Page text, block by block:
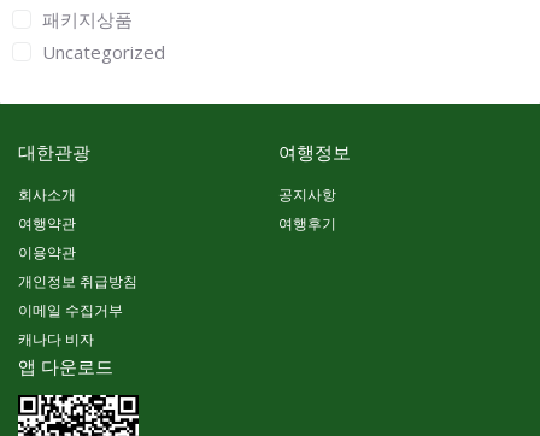
패키지상품
Uncategorized
대한관광
회사소개
여행약관
이용약관
개인정보 취급방침
이메일 수집거부
캐나다 비자
여행정보
공지사항
여행후기
앱 다운로드